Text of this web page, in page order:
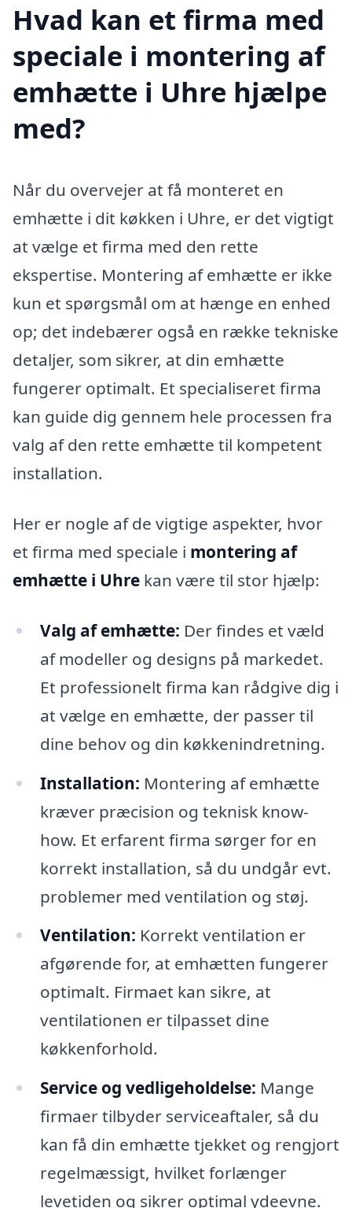
Hvad kan et firma med
speciale i montering af
emhætte i Uhre hjælpe
med?
Når du overvejer at få monteret en
emhætte i dit køkken i Uhre, er det vigtigt
at vælge et firma med den rette
ekspertise. Montering af emhætte er ikke
kun et spørgsmål om at hænge en enhed
op; det indebærer også en række tekniske
detaljer, som sikrer, at din emhætte
fungerer optimalt. Et specialiseret firma
kan guide dig gennem hele processen fra
valg af den rette emhætte til kompetent
installation.
Her er nogle af de vigtige aspekter, hvor
et firma med speciale i montering af
emhætte i Uhre kan være til stor hjælp:
Valg af emhætte: Der findes et væld
af modeller og designs på markedet.
Et professionelt firma kan rådgive dig i
at vælge en emhætte, der passer til
dine behov og din køkkenindretning.
Installation: Montering af emhætte
kræver præcision og teknisk know-
how. Et erfarent firma sørger for en
korrekt installation, så du undgår evt.
problemer med ventilation og støj.
Ventilation: Korrekt ventilation er
afgørende for, at emhætten fungerer
optimalt. Firmaet kan sikre, at
ventilationen er tilpasset dine
køkkenforhold.
Service og vedligeholdelse: Mange
firmaer tilbyder serviceaftaler, så du
kan få din emhætte tjekket og rengjort
regelmæssigt, hvilket forlænger
levetiden og sikrer optimal ydeevne.